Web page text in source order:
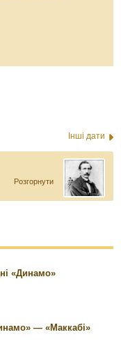
Інші дати
Розгорнути
«Динамо»
— «Маккабі»